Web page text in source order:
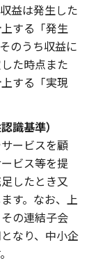
益は発生した
する「発生
のうち収益に
た時点また
する「実現
識基準）
ービスを顧
ビス等を提
したとき又
す。なお、上
の連結子会
なり、中小企